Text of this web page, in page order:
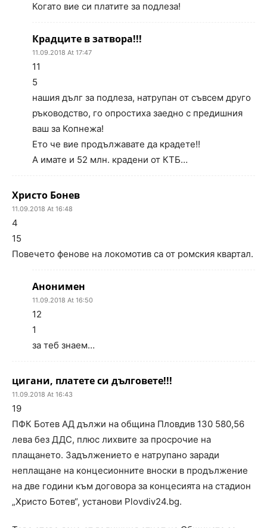
Когато вие си платите за подлеза!
Крадците в затвора!!!
11.09.2018 At 17:47
11
5
нашия дълг за подлеза, натрупан от съвсем друго
ръководство, го опростиха заедно с предишния
ваш за Копнежа!
Ето че вие продължавате да крадете!!
А имате и 52 млн. крадени от КТБ…
Христо Бонев
11.09.2018 At 16:48
4
15
Повечето фенове на локомотив са от ромския квартал.
Анонимен
11.09.2018 At 16:50
12
1
за теб знаем…
цигани, платете си дълговете!!!
11.09.2018 At 16:43
19
ПФК Ботев АД дължи на община Пловдив 130 580,56
лева без ДДС, плюс лихвите за просрочие на
плащането. Задължението е натрупано заради
неплащане на концесионните вноски в продължение
на две години към договора за концесията на стадион
„Христо Ботев“, установи Plovdiv24.bg.